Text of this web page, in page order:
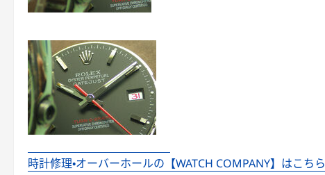
時計修理・オーバーホールの【WATCH COMPANY】はこちら